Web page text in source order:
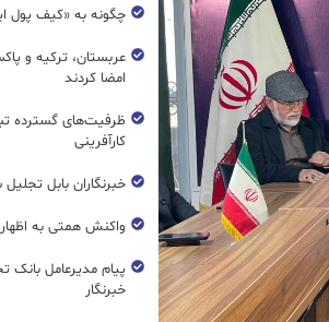
چگونه به «کیف پول
عربستان، ترکیه و
امضا کردند
ظرفیت‌های گسترده‌
کارآفرینی
خبرنگاران بابل
واکنش همتی به
پیام مدیرعامل بانک
خبرنگار